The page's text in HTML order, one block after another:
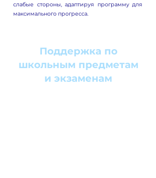
слабые стороны, адаптируя программу для
максимального прогресса.
Поддержка по
школьным предметам
и экзаменам